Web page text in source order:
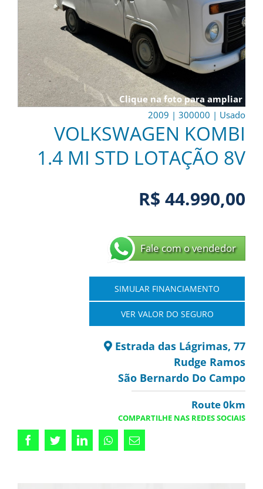
Clique na foto para ampliar
2009 | 300000 | Usado
VOLKSWAGEN KOMBI
1.4 MI STD LOTAÇÃO 8V
R$ 44.990,00
Fale com o vendedor
SIMULAR FINANCIAMENTO
VER VALOR DO SEGURO
Estrada das Lágrimas, 77
Rudge Ramos
São Bernardo Do Campo
Route 0km
COMPARTILHE NAS REDES SOCIAIS
FacebookTwitterLinkedInWhatsappEmail